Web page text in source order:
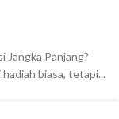
Jangka Panjang?
biasa, tetapi...